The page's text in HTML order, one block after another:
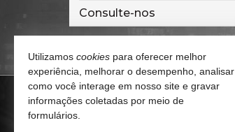
R$ 17.900.000,
Utilizamos cookies para oferecer melhor
experiência, melhorar o desempenho, analisar
como você interage em nosso site e gravar
informações coletadas por meio de
formulários.